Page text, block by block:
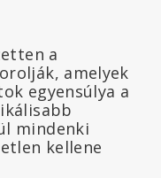
a
amelyek
egyensúlya a
mindenki
kellene